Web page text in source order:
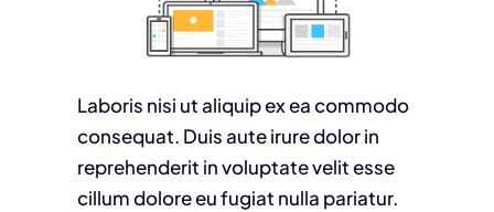
Laboris nisi ut aliquip ex ea commodo
consequat. Duis aute irure dolor in
reprehenderit in voluptate velit esse
cillum dolore eu fugiat nulla pariatur.